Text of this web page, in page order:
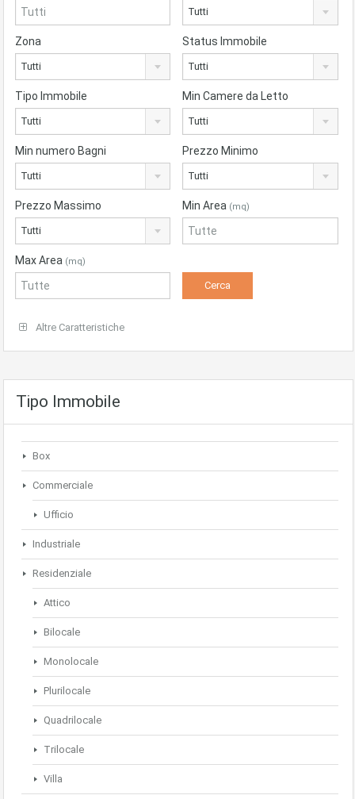
Tutti
Zona
Tutti
Status Immobile
Tutti
Tipo Immobile
Tutti
Min Camere da Letto
Tutti
Min numero Bagni
Tutti
Prezzo Minimo
Tutti
Prezzo Massimo
Tutti
Min Area (mq)
Max Area (mq)
Altre Caratteristiche
Tipo Immobile
Box
Commerciale
Ufficio
Industriale
Residenziale
Attico
Bilocale
Monolocale
Plurilocale
Quadrilocale
Trilocale
Villa